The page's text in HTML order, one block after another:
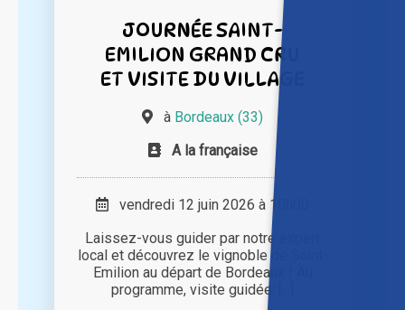
JOURNÉE SAINT-
EMILION GRAND CRU
ET VISITE DU VILLAGE
à Bordeaux (33)
A la française
vendredi 12 juin 2026 à 10h00
Laissez-vous guider par notre expert
local et découvrez le vignoble de Saint-
Emilion au départ de Bordeaux ! Au
programme, visite guidée: [...]